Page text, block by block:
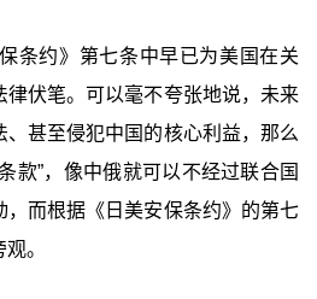
条约》第七条中早已为美国在关
律伏笔。可以毫不夸张地说，未来
甚至侵犯中国的核心利益，那么
款”，像中俄就可以不经过联合国
，而根据《日美安保条约》的第七
。